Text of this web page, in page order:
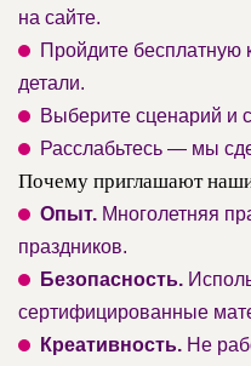
на сайте.
Пройдите бесплатную
детали.
Выберите сценарий и
Расслабьтесь — мы
Почему приглашают
Опыт. Многолетняя
праздников.
Безопасность.
сертифицированные
Креативность. Не